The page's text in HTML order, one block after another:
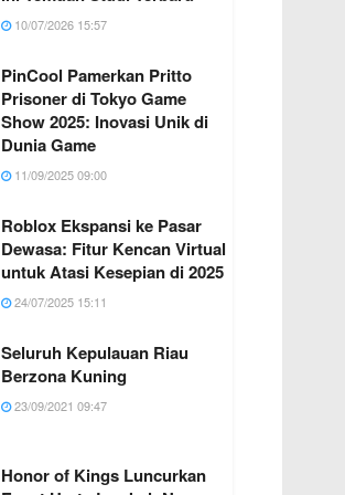
10/07/2026 15:57
PinCool Pamerkan Pritto
Prisoner di Tokyo Game
Show 2025: Inovasi Unik di
Dunia Game
11/09/2025 09:00
Roblox Ekspansi ke Pasar
Dewasa: Fitur Kencan Virtual
untuk Atasi Kesepian di 2025
24/07/2025 15:11
Seluruh Kepulauan Riau
Berzona Kuning
23/09/2021 09:47
Honor of Kings Luncurkan